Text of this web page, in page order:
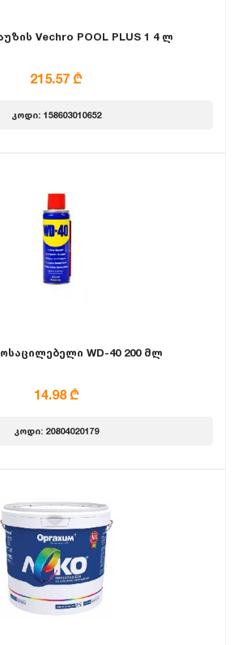
Vechro POOL PLUS 1 4 ლ
215.57 ₾
კოდი: 158603010652
WD-40 200 მლ
14.98 ₾
კოდი: 20804020179